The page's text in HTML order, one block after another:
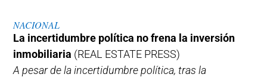
NACIONAL
La incertidumbre política no frena la inversión
inmobiliaria (REAL ESTATE PRESS)
A pesar de la incertidumbre política, tras la